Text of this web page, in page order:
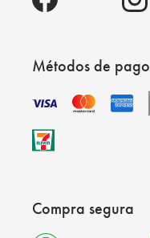
Métodos de pago
Compra segura